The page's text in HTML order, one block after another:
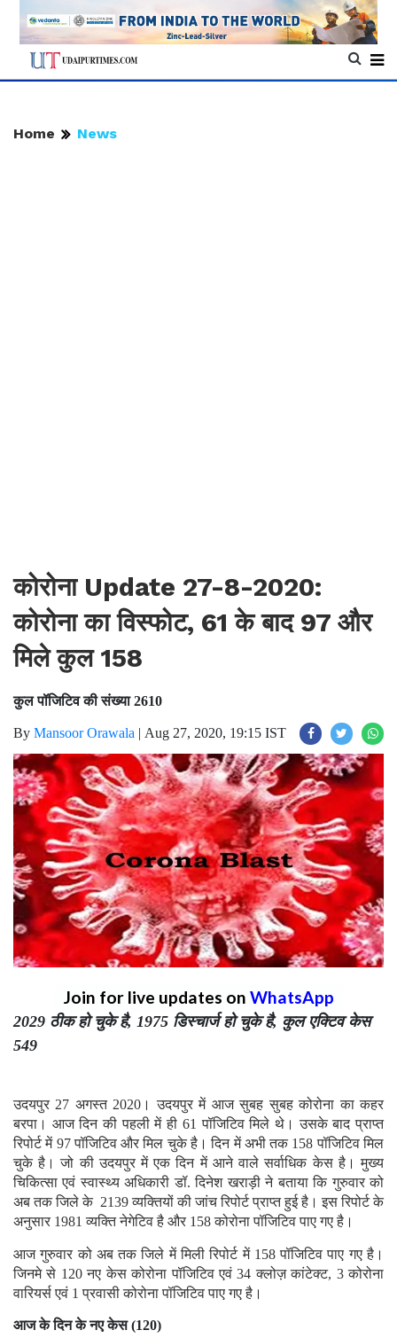
Home News
कोरोना Update 27-8-2020:
कोरोना का विस्फोट, 61 के बाद 97 और
मिले कुल 158
कुल पॉजिटिव की संख्या 2610
By Mansoor Orawala | Aug 27, 2020, 19:15 IST
Join for live updates on WhatsApp
2029 ठीक हो चुके है, 1975 डिस्चार्ज हो चुके है, कुल एक्टिव केस
549
उदयपुर 27 अगस्त 2020। उदयपुर में आज सुबह सुबह कोरोना का कहर
बरपा। आज दिन की पहली में ही 61 पॉजिटिव मिले थे। उसके बाद प्राप्त
रिपोर्ट में 97 पॉजिटिव और मिल चुके है। दिन में अभी तक 158 पॉजिटिव मिल
चुके है। जो की उदयपुर में एक दिन में आने वाले सर्वाधिक केस है। मुख्य
चिकित्सा एवं स्वास्थ्य अधिकारी डॉ. दिनेश खराड़ी ने बताया कि गुरुवार को
अब तक जिले के 2139 व्यक्तियों की जांच रिपोर्ट प्राप्त हुई है। इस रिपोर्ट के
अनुसार 1981 व्यक्ति नेगेटिव है और 158 कोरोना पॉजिटिव पाए गए है।
आज गुरुवार को अब तक जिले में मिली रिपोर्ट में 158 पॉजिटिव पाए गए है।
जिनमे से 120 नए केस कोरोना पॉजिटिव एवं 34 क्लोज़ कांटेक्ट, 3 कोरोना
वारियर्स एवं 1 प्रवासी कोरोना पॉजिटिव पाए गए है।
आज के दिन के नए केस (120)